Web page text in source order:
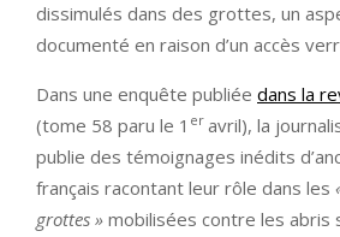
dissimulés dans des grottes, un
documenté en raison d’un accès
Dans une enquête publiée dans la
(tome 58 paru le 1 er avril), la
publie des témoignages inédits
français racontant leur rôle dans les
grottes » mobilisées contre les abris